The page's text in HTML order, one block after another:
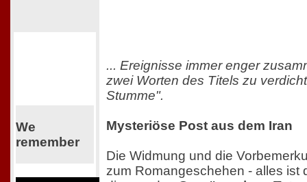
We
remember
... Ereignisse immer enger
zwei Worten des Titels zu
Stumme".
Mysteriöse Post aus dem Iran
Die Widmung und die
zum Romangeschehen - alles ist